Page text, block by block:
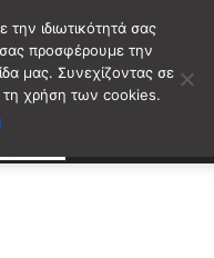
ιδιωτικότητά σας
προσφέρουμε την
μας. Συνεχίζοντας σε
τη χρήση των cookies.